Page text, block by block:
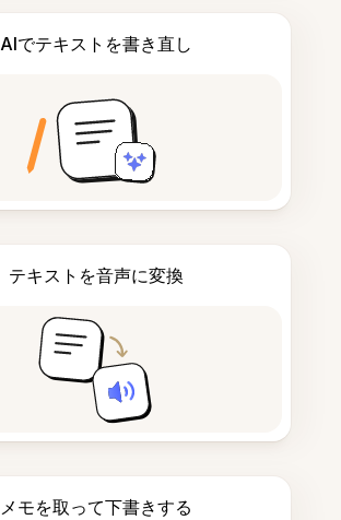
AIでテキストを書き直し
テキストを音声に変換
メモを取って下書きする